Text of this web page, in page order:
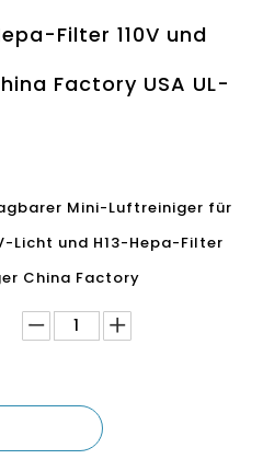
Filter 110V und
Factory USA UL-
Mini-Luftreiniger für
Licht und H13-Hepa-Filter
China Factory